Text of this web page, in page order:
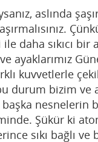
aslında
daha sıkıcı bir
ayaklarımız
kuvvetlerle
durum bizim ve
nesnelerin
Şükür ki
sıkı bağlı ve